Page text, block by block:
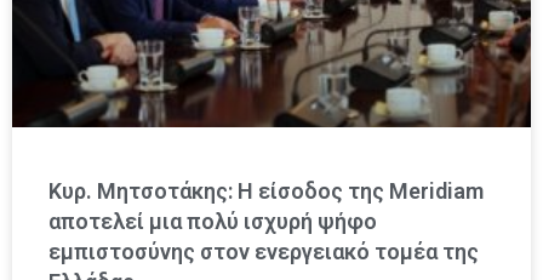
Κυρ. Μητσοτάκης: Η είσοδος της Meridiam
αποτελεί μια πολύ ισχυρή ψήφο
εμπιστοσύνης στον ενεργειακό τομέα της